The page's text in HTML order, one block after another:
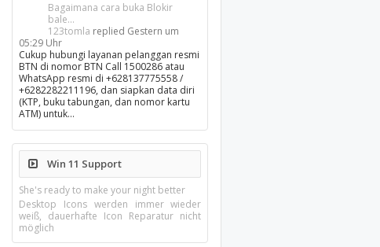
Bagaimana cara buka Blokir
bale...
123tomla replied Gestern um
05:29 Uhr
Cukup hubungi layanan pelanggan resmi
BTN di nomor BTN Call 1500286 atau
WhatsApp resmi di +628137775558 /
+6282282211196, dan siapkan data diri
(KTP, buku tabungan, dan nomor kartu
ATM) untuk…
Win 11 Support
She's ready to make your night better
Desktop Icons werden immer wieder
weiß, dauerhafte Icon Reparatur nicht
möglich